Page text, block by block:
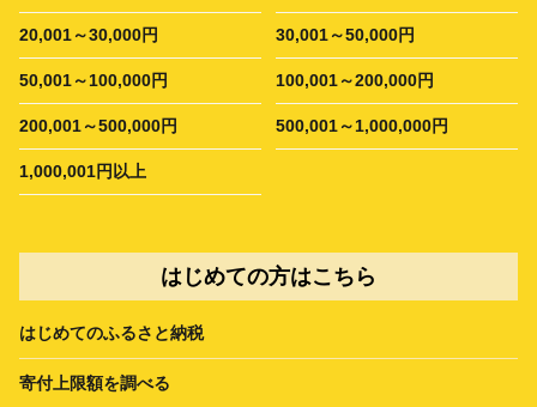
20,001～30,000円 30,001～50,000円
50,001～100,000円 100,001～200,000円
200,001～500,000円 500,001～1,000,000円
1,000,001円以上
はじめての方はこちら
はじめてのふるさと納税
寄付上限額を調べる